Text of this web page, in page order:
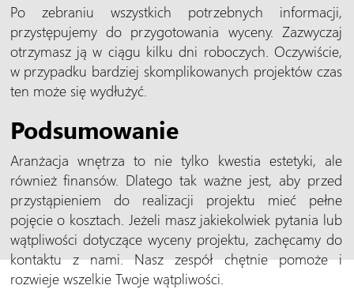
Po zebraniu wszystkich potrzebnych informacji,
przystępujemy do przygotowania wyceny. Zazwyczaj
otrzymasz ją w ciągu kilku dni roboczych. Oczywiście,
w przypadku bardziej skomplikowanych projektów czas
ten może się wydłużyć.
Podsumowanie
Aranżacja wnętrza to nie tylko kwestia estetyki, ale
również finansów. Dlatego tak ważne jest, aby przed
przystąpieniem do realizacji projektu mieć pełne
pojęcie o kosztach. Jeżeli masz jakiekolwiek pytania lub
wątpliwości dotyczące wyceny projektu, zachęcamy do
kontaktu z nami. Nasz zespół chętnie pomoże i
rozwieje wszelkie Twoje wątpliwości.